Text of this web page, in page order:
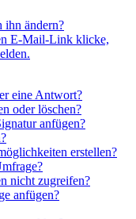
ihn ändern?
E-Mail-Link klicke,
eine Antwort?
oder löschen?
anfügen?
erstellen?
nicht zugreifen?
anfügen?